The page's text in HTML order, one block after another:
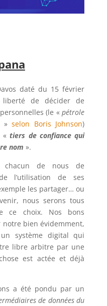
daté du 15 février
de décider de
(le «pétrole
»selon Boris Johnson)
«tiers de confiance qui
nom ».
chacun de nous de
l’utilisation de ses
les partager… ou
nous serons tous
ce choix. Nos bons
bien évidemment,
système digital qui
libre arbitre par une
est actée et déjà
a été pondu par un
de données du